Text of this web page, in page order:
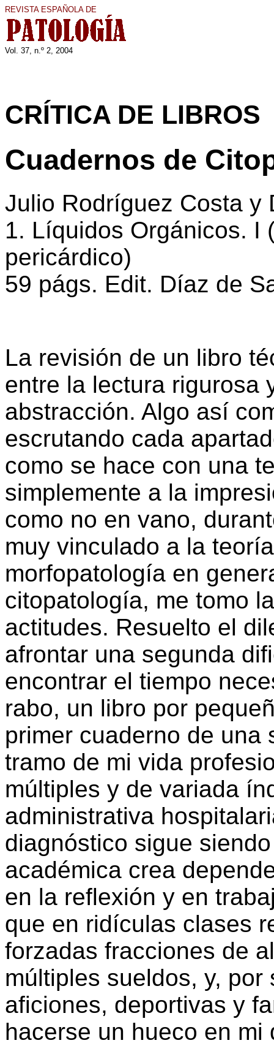
REVISTA ESPAÑOLA DE
Vol. 37, n.º 2, 2004
CRÍTICA DE LIBROS
Cuadernos de
Julio Rodríguez Costa y
1. Líquidos Orgánicos. I
pericárdico)
59 págs. Edit. Díaz de
La revisión de un libro
entre la lectura rigurosa
abstracción. Algo así
escrutando cada
como se hace con una
simplemente a la
como no en vano,
muy vinculado a la
morfopatología en
citopatología, me tomo
actitudes. Resuelto el
afrontar una segunda
encontrar el tiempo
rabo, un libro por
primer cuaderno de
tramo de mi vida
múltiples y de variada
administrativa
diagnóstico sigue
académica crea
en la reflexión y en
que en ridículas clases
forzadas fracciones de
múltiples sueldos, y,
aficiones, deportivas y
hacerse un hueco en mi